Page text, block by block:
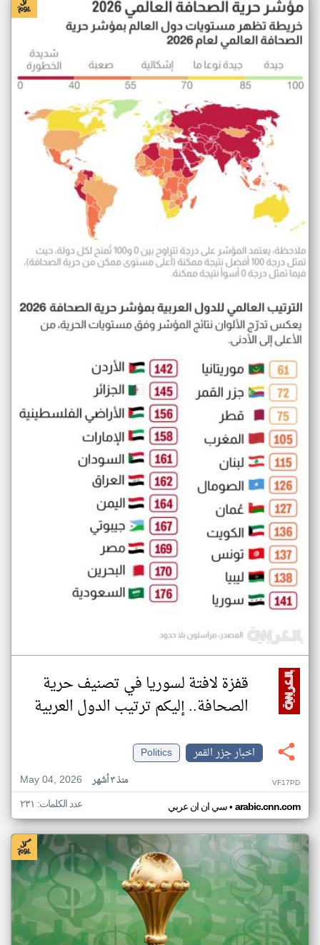
قفزة لافتة لسوريا في تصنيف حرية
الصحافة.. إليكم ترتيب الدول العربية
اخبار جزر القمر
Politics
May 04, 2026
منذ ٣ أشهر VF17PD
سي ان ان عربي• arabic.cnn.com عدد الكلمات: ٢٣١